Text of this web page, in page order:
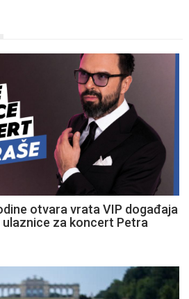
otvara vrata VIP događaja
za koncert Petra